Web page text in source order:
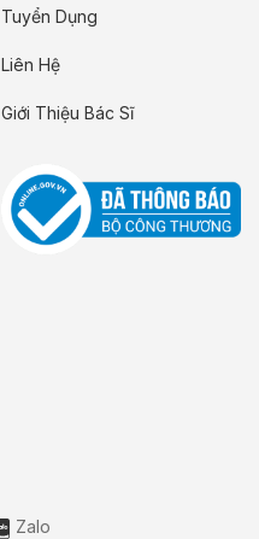
Tuyển Dụng
Liên Hệ
Giới Thiệu Bác Sĩ
Zalo